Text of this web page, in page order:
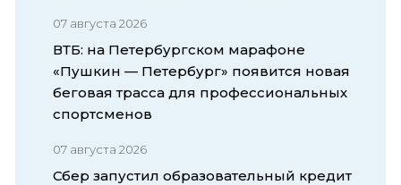
07 августа 2026
ВТБ: на Петербургском марафоне
«Пушкин — Петербург» появится новая
беговая трасса для профессиональных
спортсменов
07 августа 2026
Сбер запустил образовательный кредит